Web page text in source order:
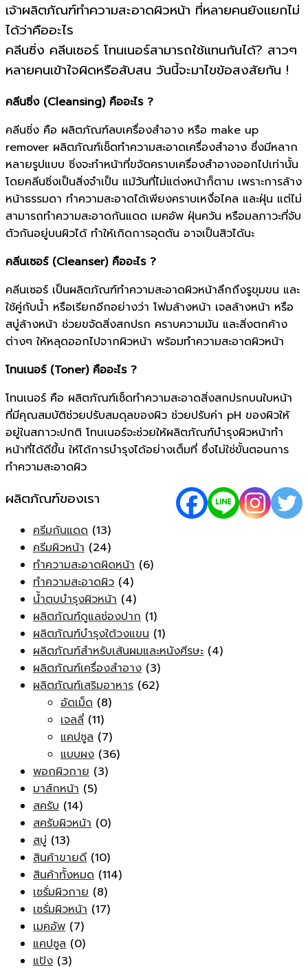
เจ้าผลิตภัณฑ์ทำความสะอาดผิวหน้า ที่หลายคนยังแยกไม่
ได้ว่าคืออะไร
คลีนซิ่ง คลีนเซอร์ โทนเนอร์สามารถใช้แทนกันได้? สาวๆ
หลายคนเข้าใจผิดหรือสับสน วันนี้จะมาไขข้อสงสัยกัน !
คลีนซิ่ง (Cleansing) คืออะไร ?
คลีนซิ่ง คือ ผลิตภัณฑ์ลบเครื่องสำอาง หรือ make up
remover ผลิตภัณฑ์เช็ดทำความสะอาดเครื่องสำอาง ซึ่งมีหลาก
หลายรูปแบบ ซิ่งจะทำหน้าที่ขจัดคราบเครื่องสำอางออกไปเท่านั้น
โดยคลีนซิ่งเป็นสิ่งจำเป็น แม้วันที่ไม่แต่งหน้าก็ตาม เพราะการล้าง
หน้าธรรมดา ทำความสะอาดได้เพียงคราบเหงื่อไคล และฝุ่น แต่ไม่
สามารถทำความสะอาดกันแดด เมคอัพ ฝุ่นควัน หรือมลภาวะที่จับ
ตัวกันอยู่บนผิวได้ ทำให้เกิดการอุดตัน อาจเป็นสิวได้นะ
คลีนเซอร์ (Cleanser) คืออะไร ?
คลีนเซอร์ เป็นผลิตภัณฑ์ทำความสะอาดผิวหน้าลึกถึงรูขุมขน และ
ใช้คู่กับน้ำ หรือเรียกอีกอย่างว่า โฟมล้างหน้า เจลล้างหน้า หรือ
สบู่ล้างหน้า ช่วยขจัดสิ่งสกปรก คราบความมัน และสิ่งตกค้าง
ต่างๆ ให้หลุดออกไปจากผิวหน้า พร้อมทำความสะอาดผิวหน้า
โทนเนอร์ (Toner) คืออะไร ?
โทนเนอร์ คือ ผลิตภัณฑ์เช็ดทำความสะอาดสิ่งสกปรกบนใบหน้า
ที่มีคุณสมบัติช่วยปรับสมดุลของผิว ช่วยปรับค่า pH ของผิวให้
อยู่ในสภาวะปกติ โทนเนอร์จะช่วยให้ผลิตภัณฑ์บำรุงผิวหน้าทำ
หน้าที่ได้ดีขึ้น ให้ได้การบำรุงได้อย่างเต็มที่ ซึ่งไม่ใช่ขั้นตอนการ
ทำความสะอาดผิว
ผลิตภัณฑ์ของเรา
ครีมกันแดด (13)
ครีมผิวหน้า (24)
ทำความสะอาดผิดหน้า (6)
ทำความสะอาดผิว (4)
น้ำตบบำรุงผิวหน้า (4)
ผลิตภัณฑ์ดูแลช่องปาก (1)
ผลิตภัณฑ์บำรุงใต้วงแขน (1)
ผลิตภัณฑ์สำหรับเส้นผมและหนังศีรษะ (4)
ผลิตภัณฑ์เครื่องสำอาง (3)
ผลิตภัณฑ์เสริมอาหาร (62)
อัดเม็ด (8)
เจลลี่ (11)
แคปซูล (7)
แบบผง (36)
พอกผิวกาย (3)
มาส์กหน้า (5)
สครับ (14)
สครับผิวหน้า (0)
สบู่ (13)
สินค้าขายดี (10)
สินค้าทั้งหมด (114)
เซรั่มผิวกาย (8)
เซรั่มผิวหน้า (17)
เมคอัพ (7)
แคปซูล (0)
แป้ง (3)